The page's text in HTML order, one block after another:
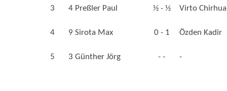
3 4 Preßler Paul ½ - ½ Virto
4 9 Sirota Max 0 - 1 Özden Kadir
5 3 Günther Jörg - - -